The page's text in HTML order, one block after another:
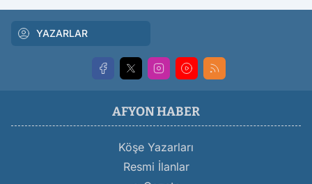
YAZARLAR
AFYON HABER
Köşe Yazarları
Resmi İlanlar